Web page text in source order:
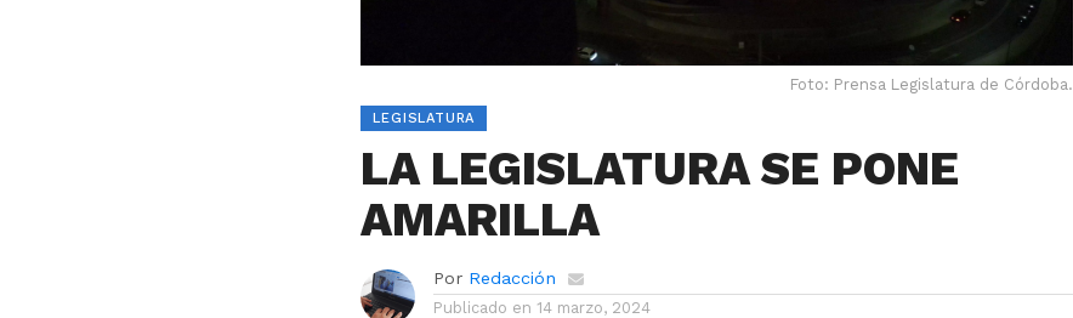
Foto: Prensa Legislatura de Córdoba.
LEGISLATURA
LA LEGISLATURA SE PONE
AMARILLA
Por Redacción
Publicado en 14 marzo, 2024